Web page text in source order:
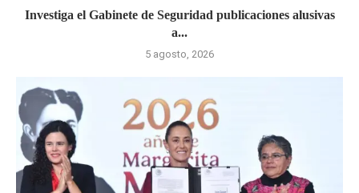
Investiga el Gabinete de Seguridad publicaciones alusivas
a...
5 agosto, 2026